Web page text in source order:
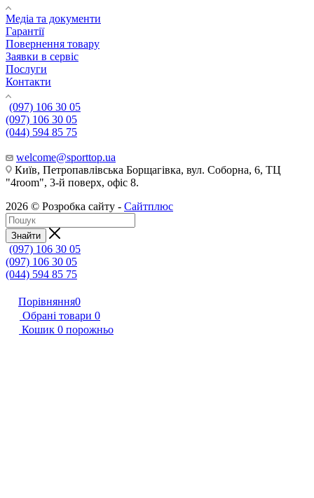
Медіа та документи
Гарантії
Повернення товару
Заявки в сервіс
Послуги
Контакти
(097) 106 30 05
(097) 106 30 05
(044) 594 85 75
welcome@sporttop.ua
Київ, Петропавлівська Борщагівка, вул. Соборна, 6, ТЦ
"4room", 3-й поверх, офіс 8.
2026 © Розробка сайту - Сайтплюс
Знайти
(097) 106 30 05
(097) 106 30 05
(044) 594 85 75
Порівняння0
Обрані товари 0
Кошик 0 порожньо